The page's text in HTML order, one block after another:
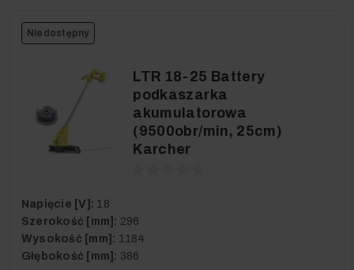
Niedostępny
LTR 18-25 Battery
podkaszarka
akumulatorowa
(9500obr/min, 25cm)
Karcher
Napięcie [V]: 18
Szerokość [mm]: 296
Wysokość [mm]: 1184
Głębokość [mm]: 386